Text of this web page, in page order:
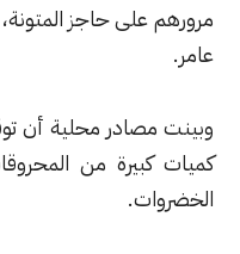
حاجز المتونة، حيث
محلية أن توقيف
من المحروقات،